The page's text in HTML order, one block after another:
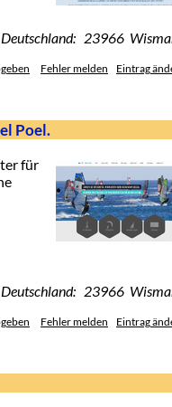
Deutschland: 23966
Fehler melden Eintrag
Poel.
für
Deutschland: 23966
Fehler melden Eintrag